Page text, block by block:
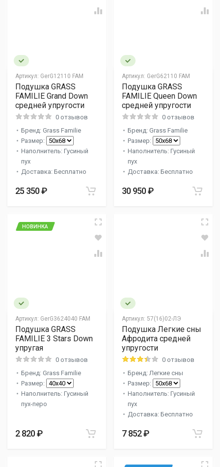
Артикул: GerG12110 FAM
Подушка GRASS
FAMILIE Grand Down
средней упругости
0 отзывов
Бренд: Grass Familie
Размер:
Наполнитель: Гусиный
пух
Доставка: Бесплатно
25 350 ₽
Артикул: GerG62110 FAM
Подушка GRASS
FAMILIE Queen Down
средней упругости
0 отзывов
Бренд: Grass Familie
Размер:
Наполнитель: Гусиный
пух
Доставка: Бесплатно
30 950 ₽
Артикул: GerG3624040 FAM
НОВИНКА
Подушка GRASS
FAMILIE 3 Stars Down
упругая
0 отзывов
Бренд: Grass Familie
Размер:
Наполнитель: Гусиный
пух-перо
2 820 ₽
Артикул: 57(16)02-ЛЭ
Подушка Легкие сны
Афродита средней
упругости
0 отзывов
Бренд: Легкие сны
Размер:
Наполнитель: Гусиный
пух
Доставка: Бесплатно
7 852 ₽